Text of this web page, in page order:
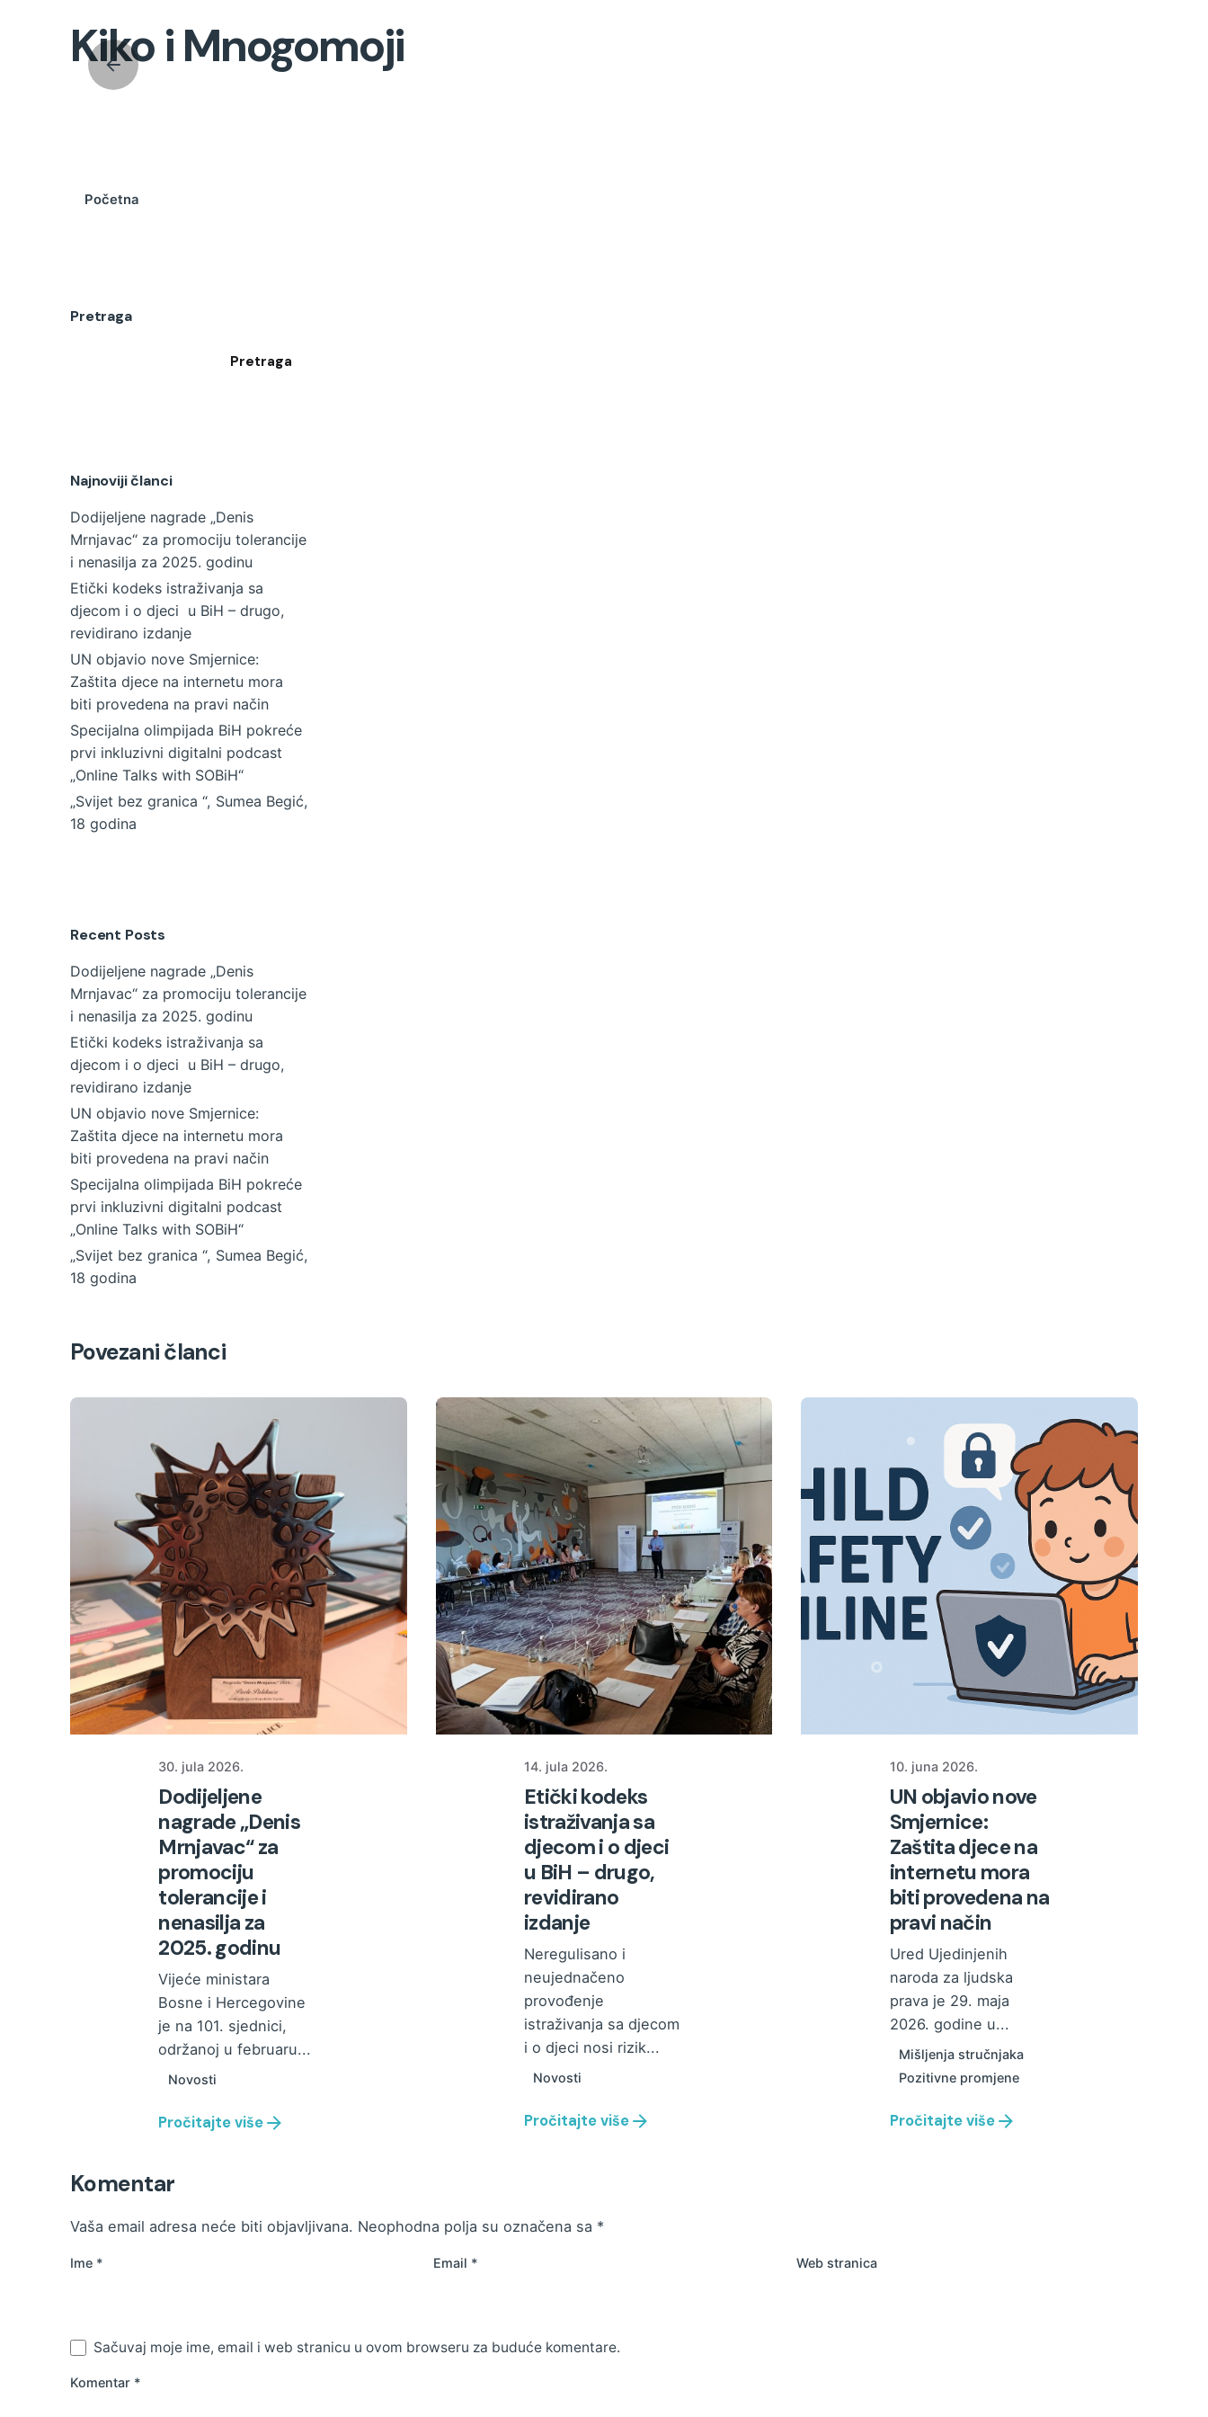
Kiko i Mnogomoji
Početna
Pretraga
Pretraga
Najnoviji članci
Dodijeljene nagrade „Denis
Mrnjavac“ za promociju tolerancije
i nenasilja za 2025. godinu
Etički kodeks istraživanja sa
djecom i o djeci u BiH – drugo,
revidirano izdanje
UN objavio nove Smjernice:
Zaštita djece na internetu mora
biti provedena na pravi način
Specijalna olimpijada BiH pokreće
prvi inkluzivni digitalni podcast
„Online Talks with SOBiH“
„Svijet bez granica “, Sumea Begić,
18 godina
Recent Posts
Dodijeljene nagrade „Denis
Mrnjavac“ za promociju tolerancije
i nenasilja za 2025. godinu
Etički kodeks istraživanja sa
djecom i o djeci u BiH – drugo,
revidirano izdanje
UN objavio nove Smjernice:
Zaštita djece na internetu mora
biti provedena na pravi način
Specijalna olimpijada BiH pokreće
prvi inkluzivni digitalni podcast
„Online Talks with SOBiH“
„Svijet bez granica “, Sumea Begić,
18 godina
Povezani članci
30. jula 2026.
Dodijeljene
nagrade „Denis
Mrnjavac“ za
promociju
tolerancije i
nenasilja za
2025. godinu
Vijeće ministara
Bosne i Hercegovine
je na 101. sjednici,
održanoj u februaru...
Novosti
Pročitajte više
14. jula 2026.
Etički kodeks
istraživanja sa
djecom i o djeci
u BiH – drugo,
revidirano
izdanje
Neregulisano i
neujednačeno
provođenje
istraživanja sa djecom
i o djeci nosi rizik...
Novosti
Pročitajte više
10. juna 2026.
UN objavio nove
Smjernice:
Zaštita djece na
internetu mora
biti provedena na
pravi način
Ured Ujedinjenih
naroda za ljudska
prava je 29. maja
2026. godine u...
Mišljenja stručnjaka
Pozitivne promjene
Pročitajte više
Komentar
Vaša email adresa neće biti objavljivana. Neophodna polja su označena sa *
Ime * Email * Web stranica
Sačuvaj moje ime, email i web stranicu u ovom browseru za buduće komentare.
Komentar *